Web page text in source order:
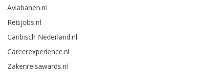
Aviabanen.nl
Reisjobs.nl
Caribisch Nederland.nl
Careerexperience.nl
Zakenreisawards.nl